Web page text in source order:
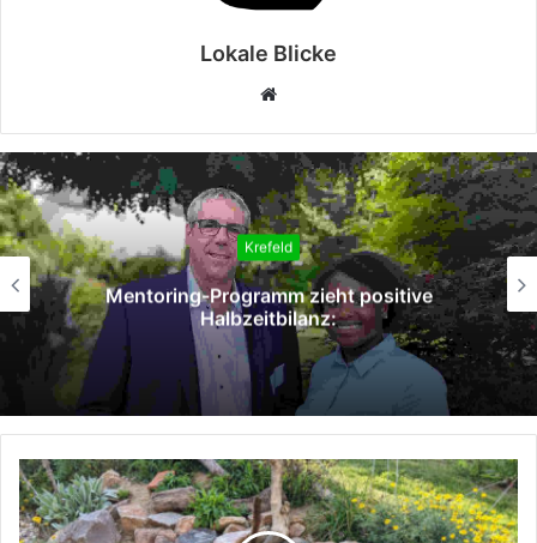
Lokale Blicke
Webseite
Krefeld
Um einen Freund zu schützen: Mann gibt
sich als Unfallverursacher aus